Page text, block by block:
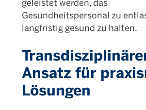
Gesundheitspersonal zu
langfristig gesund zu halten.
Ansatz für
Lösungen